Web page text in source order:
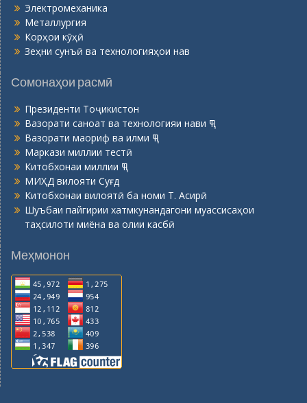
Электромеханика
Металлургия
Корҳои кӯҳӣ
Зеҳни сунъӣ ва технологияҳои нав
Сомонаҳои расмӣ
Президенти Тоҷикистон
Вазорати саноат ва технологияи нави ҶТ
Вазорати маориф ва илми ҶТ
Маркази миллии тестӣ
Китобхонаи миллии ҶТ
МИҲД вилояти Суғд
Китобхонаи вилоятӣ ба номи Т. Асирӣ
Шуъбаи пайгирии хатмкунандагони муассисаҳои
таҳсилоти миёна ва олии касбӣ
Меҳмонон